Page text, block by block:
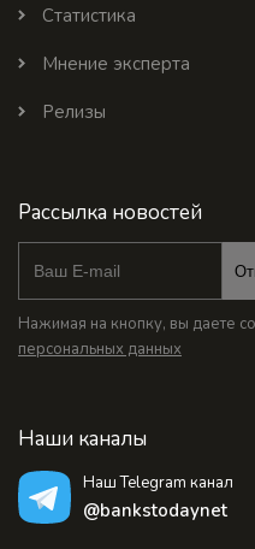
Статистика
Мнение эксперта
Релизы
Рассылка новостей
Нажимая на кнопку, вы даете
персональных данных
Наши каналы
Наш Telegram канал
@bankstodaynet